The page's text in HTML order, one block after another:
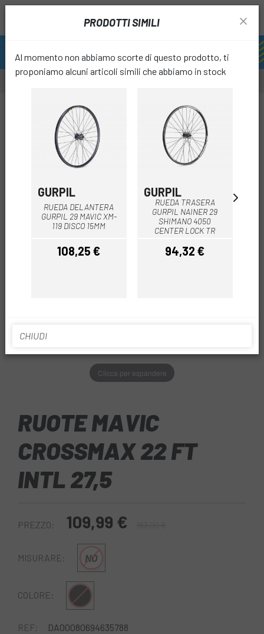
Clicca per espandere
RUOTE MAVIC
CROSSMAX 22 FT
INTL 27,5
PREZZO: 109,99 €
MISURARE: NO
COLORE: Nero
REF: DA00080694635788
PRODOTTI SIMILI
Al momento non abbiamo scorte di questo prodotto, ti
proponiamo alcuni articoli simili che abbiamo in stock
GURPIL
RUEDA DELANTERA
GURPIL 29 MAVIC XM-
119 DISCO 15MM
Prezzo
108,25 €
GURPIL
RUEDA TRASERA
GURPIL NAINER 29
SHIMANO 4050
CENTER LOCK TR
Prezzo
94,32 €
CHIUDI